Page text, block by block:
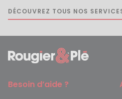
DÉCOUVREZ TOUS NOS
Besoin d’aide ?